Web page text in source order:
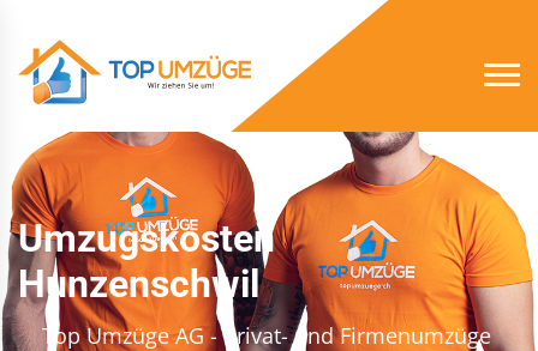
Umzugskosten
Hunzenschwil
Top Umzüge AG - Privat- und Firmenumzüge